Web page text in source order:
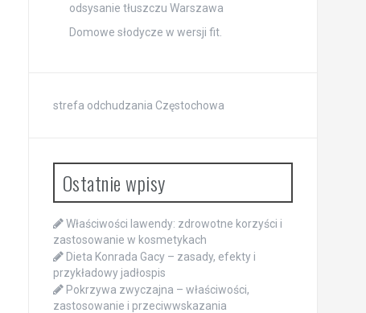
odsysanie tłuszczu Warszawa
Domowe słodycze w wersji fit.
strefa odchudzania Częstochowa
Ostatnie wpisy
Właściwości lawendy: zdrowotne korzyści i
zastosowanie w kosmetykach
Dieta Konrada Gacy – zasady, efekty i
przykładowy jadłospis
Pokrzywa zwyczajna – właściwości,
zastosowanie i przeciwwskazania